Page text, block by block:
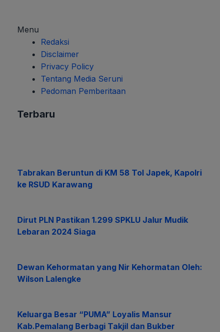
Menu
Redaksi
Disclaimer
Privacy Policy
Tentang Media Seruni
Pedoman Pemberitaan
Terbaru
Tabrakan Beruntun di KM 58 Tol Japek, Kapolri
ke RSUD Karawang
Dirut PLN Pastikan 1.299 SPKLU Jalur Mudik
Lebaran 2024 Siaga
Dewan Kehormatan yang Nir Kehormatan Oleh:
Wilson Lalengke
Keluarga Besar “PUMA” Loyalis Mansur
Kab.Pemalang Berbagi Takjil dan Bukber